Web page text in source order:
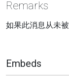
Remarks
如果此消息从未
Embeds